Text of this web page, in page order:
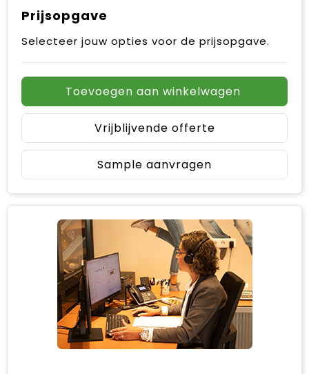
Prijsopgave
Selecteer jouw opties voor de prijsopgave.
Toevoegen aan winkelwagen
Vrijblijvende offerte
Sample aanvragen